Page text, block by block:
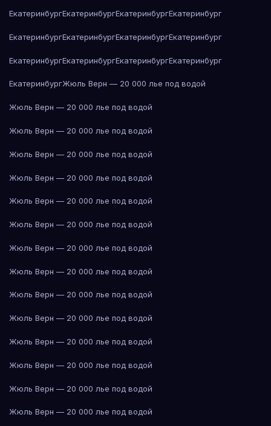
ЕкатеринбургЕкатеринбургЕкатеринбургЕкатеринбург
ЕкатеринбургЕкатеринбургЕкатеринбургЕкатеринбург
ЕкатеринбургЕкатеринбургЕкатеринбургЕкатеринбург
ЕкатеринбургЖюль Верн — 20 000 лье под водой
Жюль Верн — 20 000 лье под водой
Жюль Верн — 20 000 лье под водой
Жюль Верн — 20 000 лье под водой
Жюль Верн — 20 000 лье под водой
Жюль Верн — 20 000 лье под водой
Жюль Верн — 20 000 лье под водой
Жюль Верн — 20 000 лье под водой
Жюль Верн — 20 000 лье под водой
Жюль Верн — 20 000 лье под водой
Жюль Верн — 20 000 лье под водой
Жюль Верн — 20 000 лье под водой
Жюль Верн — 20 000 лье под водой
Жюль Верн — 20 000 лье под водой
Жюль Верн — 20 000 лье под водой